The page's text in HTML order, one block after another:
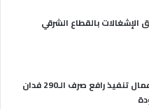
يلاحق الإشغالات بالقطاع الشرقي
15 مايو تواصل أعمال تنفيذ رافع صرف الـ290 فدان